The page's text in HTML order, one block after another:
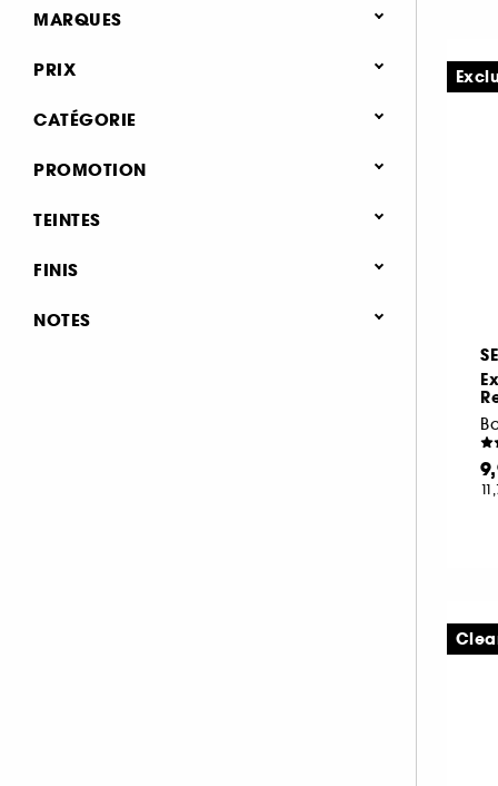
MARQUES
DIOR (1)
OPI (1)
PRIX
CATÉGORIE
Maquillage
Top coat & base (30)
PROMOTION
0 (8)
TEINTES
FINIS
Naturel (5)
NOTES
Exclu